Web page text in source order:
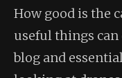
How good is the
useful things can
blog and